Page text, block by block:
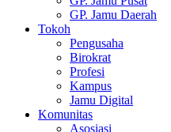
GP. Jamu Daerah
Tokoh
Pengusaha
Birokrat
Profesi
Kampus
Jamu Digital
Komunitas
Asosiasi